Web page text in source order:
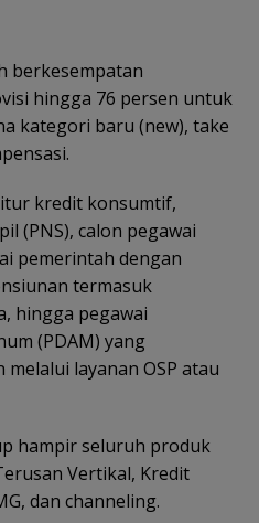
berkesempatan
hingga 76 persen untuk
kategori baru (new), take
kredit konsumtif,
(PNS), calon pegawai
pemerintah dengan
termasuk
hingga pegawai
(PDAM) yang
layanan OSP atau
hampir seluruh produk
Vertikal, Kredit
dan channeling.